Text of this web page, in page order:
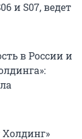
и S07, ведет
в России и
Холдинг»